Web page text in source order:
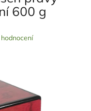
600 g